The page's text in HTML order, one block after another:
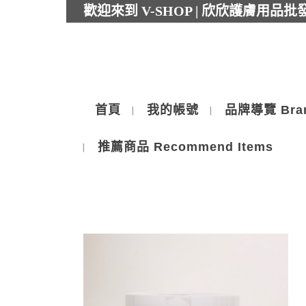
歡迎來到 V-SHOP | 欣欣護膚用品批
首頁 我的帳號 品牌導覽
推薦商品 Recommend Items